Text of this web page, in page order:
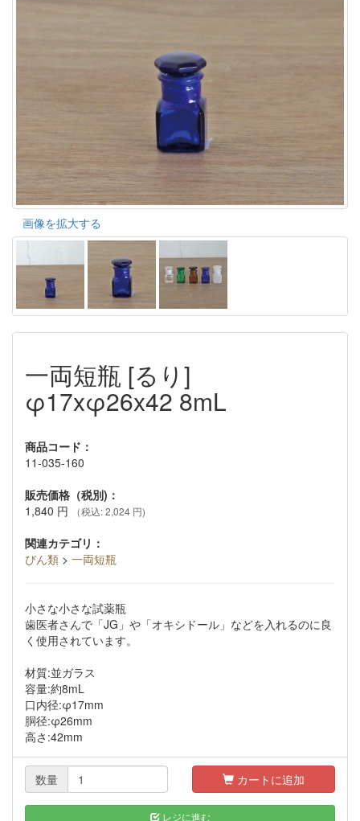
画像を拡大する
一両短瓶 [るり]
φ17xφ26x42 8mL
商品コード：
11-035-160
販売価格（税別)：
1,840 円 （税込: 2,024 円)
関連カテゴリ：
びん類 > 一両短瓶
小さな小さな試薬瓶
歯医者さんで「JG」や「オキシドール」などを入れるのに良
く使用されています。
材質:並ガラス
容量:約8mL
口内径:φ17mm
胴径:φ26mm
高さ:42mm
数量 カートに追加
レジに進む